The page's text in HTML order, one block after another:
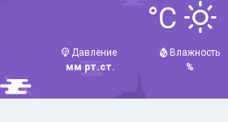
°C
Давление
мм рт.ст.
Влажность
%